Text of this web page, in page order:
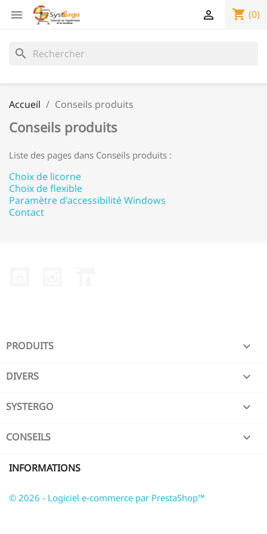
 shopping_cart (0)

search
Accueil Conseils produits
Conseils produits
Liste des pages dans Conseils produits :
Choix de licorne
Choix de flexible
Paramètre d'accessibilité Windows
Contact
PRODUITS 
DIVERS 
SYSTERGO 
CONSEILS 
INFORMATIONS
© 2026 - Logiciel e-commerce par PrestaShop™